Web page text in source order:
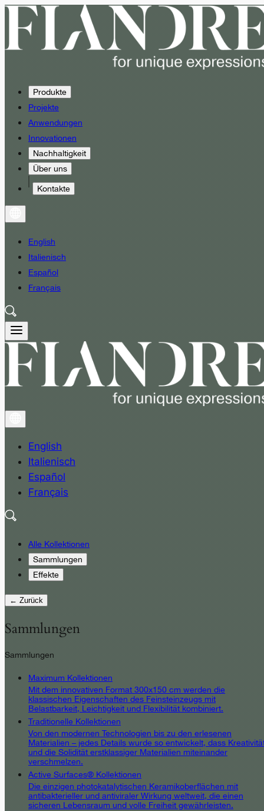
Produkte
Projekte
Anwendungen
Innovationen
Nachhaltigkeit
Über uns
Kontakte
English
Italienisch
Español
Français
English
Italienisch
Español
Français
Alle Kollektionen
Sammlungen
Effekte
← Zurück
Sammlungen
Sammlungen
Maximum Kollektionen
Mit dem innovativen Format 300x150 cm werden die
klassischen Eigenschaften des Feinsteinzeugs mit
Belastbarkeit, Leichtigkeit und Flexibilität kombiniert.
Traditionelle Kollektionen
Von den modernen Technologien bis zu den erlesenen
Materialien – jedes Details wurde so entwickelt, dass
und die Solidität erstklassiger Materialien miteinander
verschmelzen.
Active Surfaces® Kollektionen
Die einzigen photokatalytischen Keramikoberflächen mit
antibakterieller und antiviraler Wirkung weltweit, die einen
sicheren Lebensraum und volle Freiheit gewährleisten.